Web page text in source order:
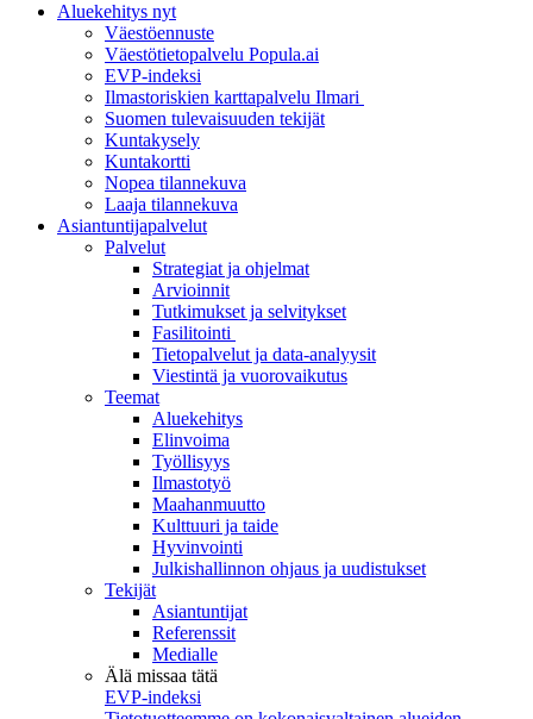
Aluekehitys nyt
Väestöennuste
Väestötietopalvelu Popula.ai
EVP-indeksi
Ilmastoriskien karttapalvelu Ilmari
Suomen tulevaisuuden tekijät
Kuntakysely
Kuntakortti
Nopea tilannekuva
Laaja tilannekuva
Asiantuntijapalvelut
Palvelut
Strategiat ja ohjelmat
Arvioinnit
Tutkimukset ja selvitykset
Fasilitointi
Tietopalvelut ja data-analyysit
Viestintä ja vuorovaikutus
Teemat
Aluekehitys
Elinvoima
Työllisyys
Ilmastotyö
Maahanmuutto
Kulttuuri ja taide
Hyvinvointi
Julkishallinnon ohjaus ja uudistukset
Tekijät
Asiantuntijat
Referenssit
Medialle
Älä missaa tätä
EVP-indeksi